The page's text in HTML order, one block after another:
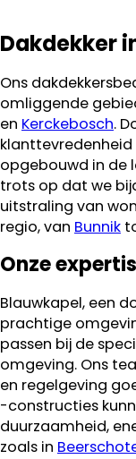
Dakdekker
Ons
omliggende
en Kerckebosch.
opgebouwd in de
trots op dat we
uitstraling van
regio, van Bunnik
Onze
Blauwkapel, een
prachtige
passen bij de
omgeving. Ons
en regelgeving
-constructies
duurzaamheid,
zoals in